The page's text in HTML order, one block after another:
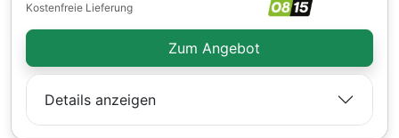
Kostenfreie Lieferung
Zum Angebot
Details anzeigen